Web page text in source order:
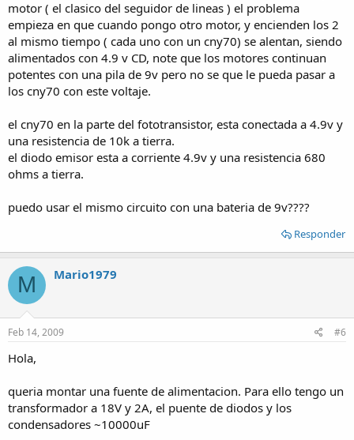
motor ( el clasico del seguidor de lineas ) el problema
empieza en que cuando pongo otro motor, y encienden los 2
al mismo tiempo ( cada uno con un cny70) se alentan, siendo
alimentados con 4.9 v CD, note que los motores continuan
potentes con una pila de 9v pero no se que le pueda pasar a
los cny70 con este voltaje.
el cny70 en la parte del fototransistor, esta conectada a 4.9v y
una resistencia de 10k a tierra.
el diodo emisor esta a corriente 4.9v y una resistencia 680
ohms a tierra.
puedo usar el mismo circuito con una bateria de 9v????
Responder
M Mario1979
Feb 14, 2009 #6
Hola,
queria montar una fuente de alimentacion. Para ello tengo un
transformador a 18V y 2A, el puente de diodos y los
condensadores ~10000uF